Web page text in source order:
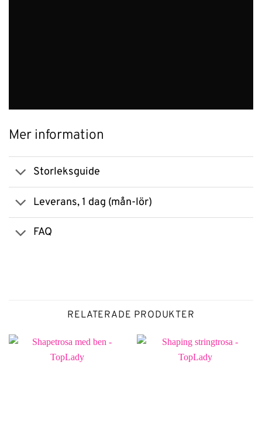
Mer information
Storleksguide
Leverans, 1 dag (mån-lör)
FAQ
RELATERADE PRODUKTER